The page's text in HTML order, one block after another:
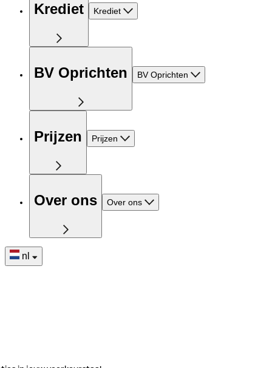
Krediet Krediet
BV Oprichten BV Oprichten
Prijzen Prijzen
Over ons Over ons
nl